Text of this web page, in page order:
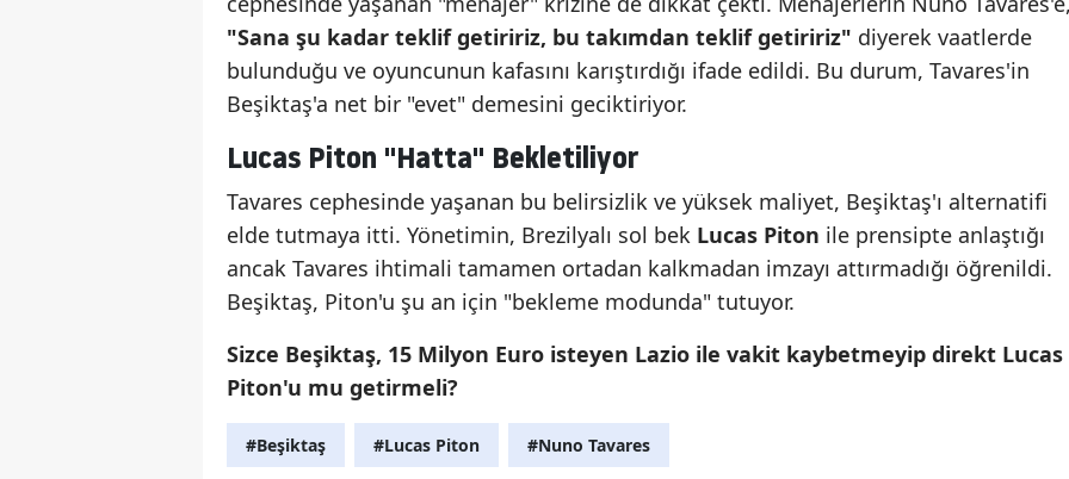
"Sana şu kadar teklif getiririz, bu takımdan teklif getiririz" diyerek vaatlerde
bulunduğu ve oyuncunun kafasını karıştırdığı ifade edildi. Bu durum, Tavares'in
Beşiktaş'a net bir "evet" demesini geciktiriyor.
Lucas Piton "Hatta" Bekletiliyor
Tavares cephesinde yaşanan bu belirsizlik ve yüksek maliyet, Beşiktaş'ı alternatifi
elde tutmaya itti. Yönetimin, Brezilyalı sol bek Lucas Piton ile prensipte anlaştığı
ancak Tavares ihtimali tamamen ortadan kalkmadan imzayı attırmadığı öğrenildi.
Beşiktaş, Piton'u şu an için "bekleme modunda" tutuyor.
Sizce Beşiktaş, 15 Milyon Euro isteyen Lazio ile vakit kaybetmeyip direkt Lucas
Piton'u mu getirmeli?
#Beşiktaş #Lucas Piton #Nuno Tavares